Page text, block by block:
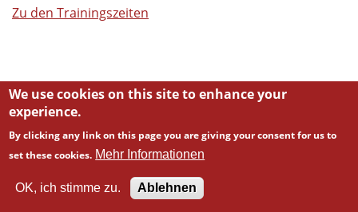
Zu den Trainingszeiten
Powered by Backdrop CMS
We use cookies on this site to enhance your
experience.
By clicking any link on this page you are giving your consent for us to
set these cookies. Mehr Informationen
OK, ich stimme zu. Ablehnen